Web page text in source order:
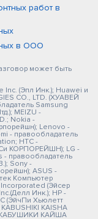
работ в
в ООО
может быть
Inc. (Эпл Инк.); Huawei и
CO., LTD. (ХУАВЕЙ
Samsung
MEIZU -
Nokia -
Lenovo -
- правообладатель
HTC -
Си КОРПОРЕЙШН); LG -
- правообладатель
Sony -
ASUS -
Компьютер
(Эйсер
Инк.); HP -
(ЭйчПи Хьюлетт
KAISHA
(КАБУШИКИ КАЙША